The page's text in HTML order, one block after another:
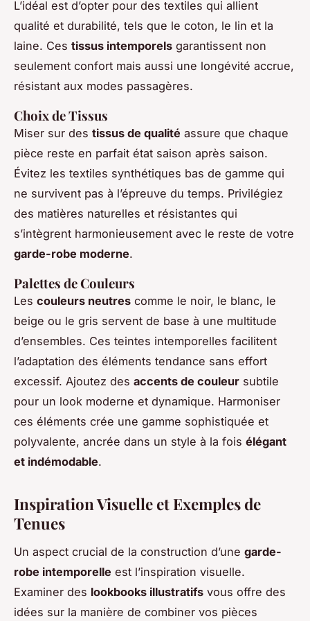
L’idéal est d’opter pour des textiles qui allient
qualité et durabilité, tels que le coton, le lin et la
laine. Ces tissus intemporels garantissent non
seulement confort mais aussi une longévité accrue,
résistant aux modes passagères.
Choix de Tissus
Miser sur des tissus de qualité assure que chaque
pièce reste en parfait état saison après saison.
Évitez les textiles synthétiques bas de gamme qui
ne survivent pas à l’épreuve du temps. Privilégiez
des matières naturelles et résistantes qui
s’intègrent harmonieusement avec le reste de votre
garde-robe moderne.
Palettes de Couleurs
Les couleurs neutres comme le noir, le blanc, le
beige ou le gris servent de base à une multitude
d’ensembles. Ces teintes intemporelles facilitent
l’adaptation des éléments tendance sans effort
excessif. Ajoutez des accents de couleur subtile
pour un look moderne et dynamique. Harmoniser
ces éléments crée une gamme sophistiquée et
polyvalente, ancrée dans un style à la fois élégant
et indémodable.
Inspiration Visuelle et Exemples de
Tenues
Un aspect crucial de la construction d’une garde-
robe intemporelle est l’inspiration visuelle.
Examiner des lookbooks illustratifs vous offre des
idées sur la manière de combiner vos pièces